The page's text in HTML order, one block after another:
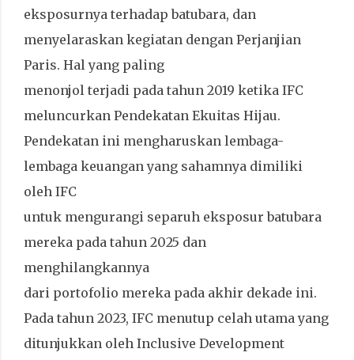
eksposurnya terhadap batubara, dan
menyelaraskan kegiatan dengan Perjanjian
Paris. Hal yang paling
menonjol terjadi pada tahun 2019 ketika IFC
meluncurkan Pendekatan Ekuitas Hijau.
Pendekatan ini mengharuskan lembaga-
lembaga keuangan yang sahamnya dimiliki
oleh IFC
untuk mengurangi separuh eksposur batubara
mereka pada tahun 2025 dan
menghilangkannya
dari portofolio mereka pada akhir dekade ini.
Pada tahun 2023, IFC menutup celah utama yang
ditunjukkan oleh Inclusive Development